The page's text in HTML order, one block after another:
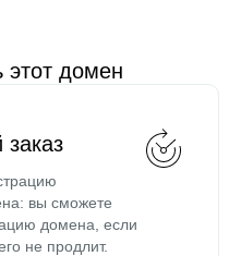
этот домен
вы сможете
домена, если
не продлит.